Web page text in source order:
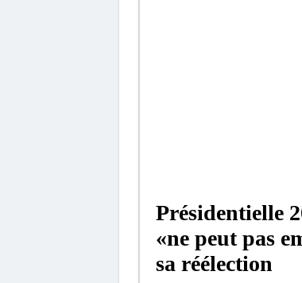
Présidentielle
«ne peut pas
sa réélection